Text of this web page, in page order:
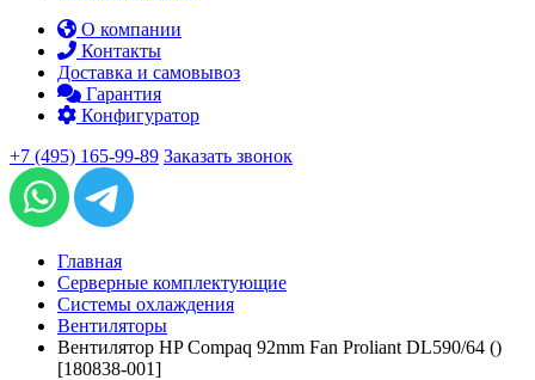
О компании
Контакты
Доставка и самовывоз
Гарантия
Конфигуратор
+7 (495) 165-99-89 Заказать звонок
Главная
Серверные комплектующие
Системы охлаждения
Вентиляторы
Вентилятор HP Compaq 92mm Fan Proliant DL590/64 ()
[180838-001]